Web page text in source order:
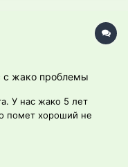
с жако проблемы
У нас жако 5 лет
помет хороший не